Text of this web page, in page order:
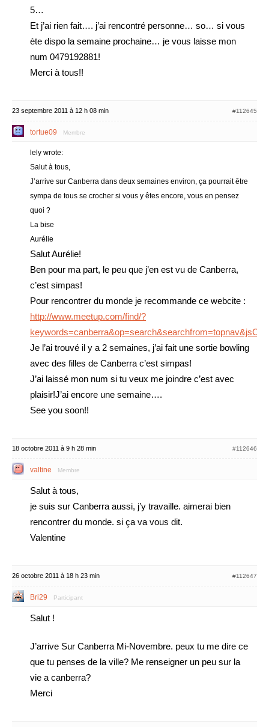
5…
Et j’ai rien fait…. j’ai rencontré personne… so… si vous
ète dispo la semaine prochaine… je vous laisse mon
num 0479192881!
Merci à tous!!
23 septembre 2011 à 12 h 08 min #112645
tortue09 Membre
lely wrote:
Salut à tous,
J’arrive sur Canberra dans deux semaines environ, ça pourrait être
sympa de tous se crocher si vous y êtes encore, vous en pensez
quoi ?
La bise
Aurélie
Salut Aurélie!
Ben pour ma part, le peu que j’en est vu de Canberra,
c’est simpas!
Pour rencontrer du monde je recommande ce webcite :
http://www.meetup.com/find/?
Je l’ai trouvé il y a 2 semaines, j’ai fait une sortie bowling
avec des filles de Canberra c’est simpas!
J’ai laissé mon num si tu veux me joindre c’est avec
plaisir!J’ai encore une semaine….
See you soon!!
18 octobre 2011 à 9 h 28 min #112646
valtine Membre
Salut à tous,
je suis sur Canberra aussi, j’y travaille. aimerai bien
rencontrer du monde. si ça va vous dit.
Valentine
26 octobre 2011 à 18 h 23 min #112647
Bri29 Participant
Salut !
J’arrive Sur Canberra Mi-Novembre. peux tu me dire ce
que tu penses de la ville? Me renseigner un peu sur la
vie a canberra?
Merci